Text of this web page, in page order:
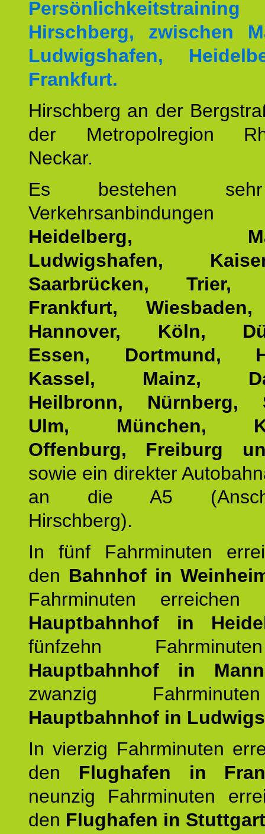
Hirschberg, zwischen
Ludwigshafen,
Frankfurt.
Hirschberg an der
der Metropolregion
Neckar.
Es bestehen
Heidelberg,
Ludwigshafen,
Saarbrücken, Trier,
Frankfurt,
Hannover, Köln,
Essen, Dortmund,
Kassel, Mainz,
Heilbronn, Nürnberg,
Ulm, München,
Offenburg, Freiburg
sowie ein direkter
an die A5
Hirschberg).
In fünf Fahrminuten
den Bahnhof in
Fahrminuten
Hauptbahnhof in
fünfzehn
Hauptbahnhof in
zwanzig
Hauptbahnhof in
In vierzig Fahrminuten
den Flughafen in
neunzig Fahrminuten
den Flughafen in